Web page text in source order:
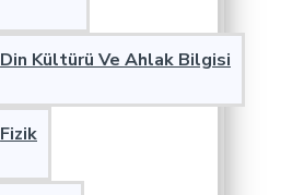
Din Kültürü Ve Ahlak Bilgisi
Fizik